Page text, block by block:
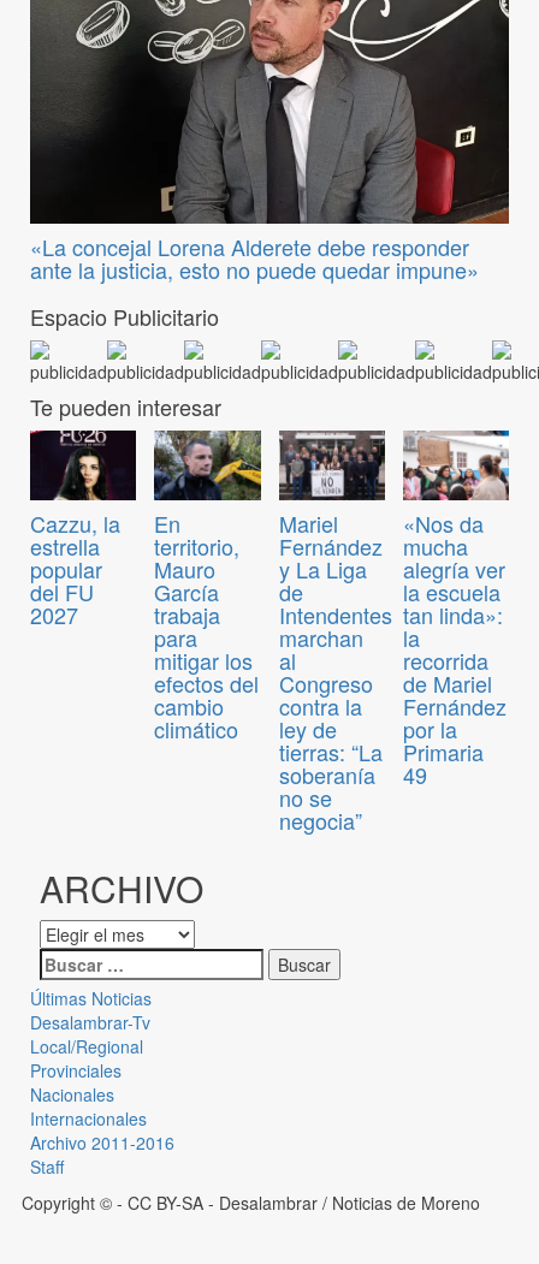
«La concejal Lorena Alderete debe responder
ante la justicia, esto no puede quedar impune»
Espacio Publicitario
Te pueden interesar
Cazzu, la
estrella
popular
del FU
2027
En
territorio,
Mauro
García
trabaja
para
mitigar los
efectos del
cambio
climático
Mariel
Fernández
y La Liga
de
Intendentes
marchan
al
Congreso
contra la
ley de
tierras: “La
soberanía
no se
negocia”
«Nos da
mucha
alegría ver
la escuela
tan linda»:
la
recorrida
de Mariel
Fernández
por la
Primaria
49
ARCHIVO
Últimas Noticias
Desalambrar-Tv
Local/Regional
Provinciales
Nacionales
Internacionales
Archivo 2011-2016
Staff
Copyright © - CC BY-SA - Desalambrar / Noticias de Moreno